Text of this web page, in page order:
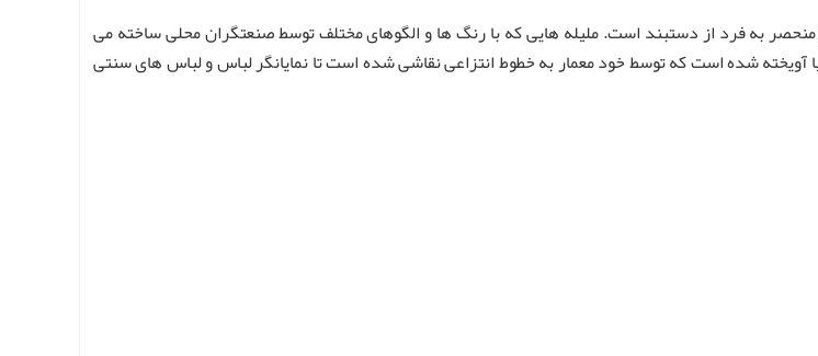
به فرد از دستبند است. ملیله هایی که با رنگ ها و الگوهای مختلف توسط صنعتگران محلی ساخته می
آویخته شده است که توسط خود معمار به خطوط انتزاعی نقاشی شده است تا نمایانگر لباس و لباس های سنتی